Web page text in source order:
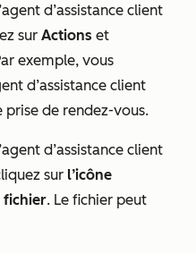
d’assistance client
sur Actions et
exemple, vous
d’assistance client
prise de rendez-vous.
d’assistance client
sur l’icône
fichier. Le fichier peut